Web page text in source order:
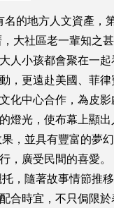
的地方人文資產
大社區老一輩知之
小孩都會聚在一
更遠赴美國、菲
中心合作，為皮
光，使布幕上顯
，並具有豐富的夢
廣受民間的喜愛
隨著故事情節推
時宜，不只侷限